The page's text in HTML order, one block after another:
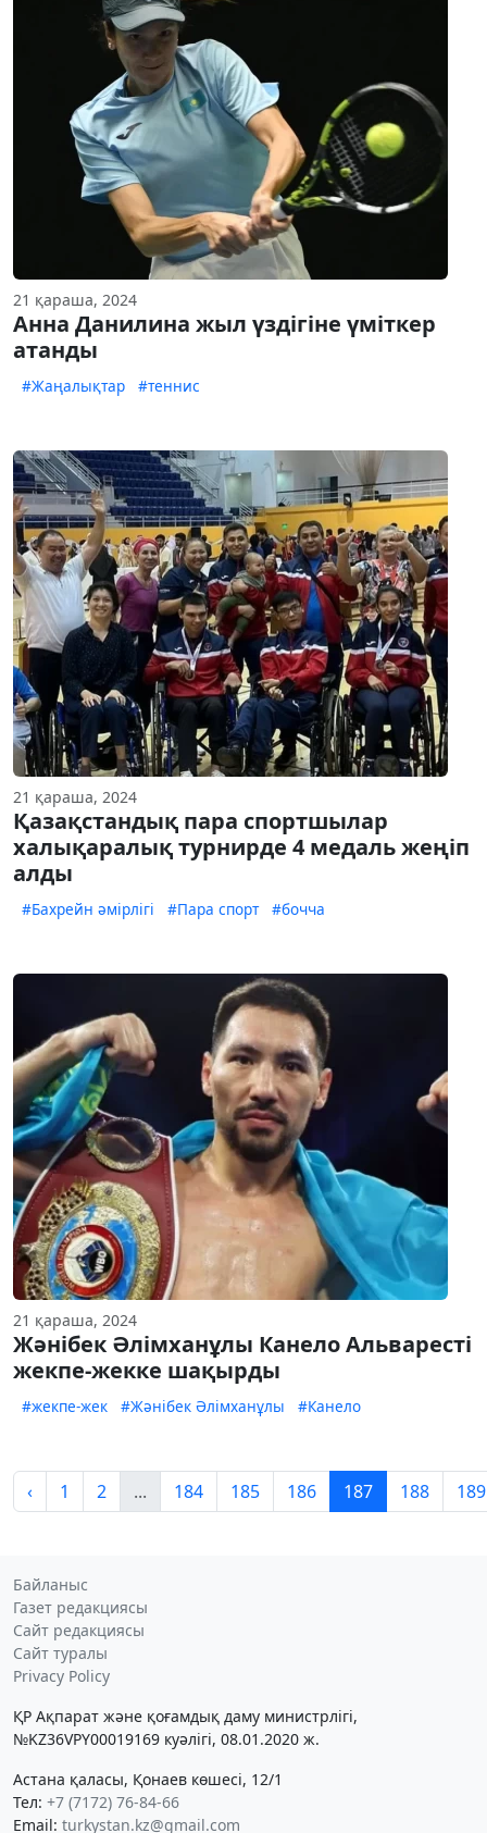
21 қараша, 2024
Анна Данилина жыл үздігіне үміткер
атанды
#Жаңалықтар #теннис
21 қараша, 2024
Қазақстандық пара спортшылар
халықаралық турнирде 4 медаль жеңіп
алды
#Бахрейн әмірлігі #Пара спорт #бочча
21 қараша, 2024
Жәнібек Әлімханұлы Канело Альваресті
жекпе-жекке шақырды
#жекпе-жек #Жәнібек Әлімханұлы #Канело
‹ 1 2 ... 184 185 186 187 188 189
Байланыс
Газет редакциясы
Сайт редакциясы
Сайт туралы
Privacy Policy
ҚР Ақпарат және қоғамдық даму министрлігі,
№KZ36VPY00019169 куәлігі, 08.01.2020 ж.
Астана қаласы, Қонаев көшесі, 12/1
Тел: +7 (7172) 76-84-66
Email: turkystan.kz@gmail.com